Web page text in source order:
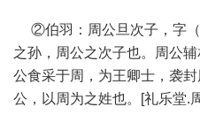
②伯羽：周公旦次子，字（
之孙，周公之次子也。周公
公食采于周，为王卿士，袭
公，以周为之姓也。[礼乐堂.